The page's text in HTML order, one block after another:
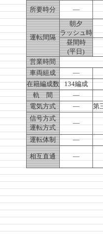
所要時分
—
運転間隔
朝夕
ラッシュ時
昼間時
(平日)
営業時間
車両組成
—
在籍編成数
134編成
軌 間
—
電気方式
—
第
信号方式
運転方式
—
運転体制 —
相互直通 —